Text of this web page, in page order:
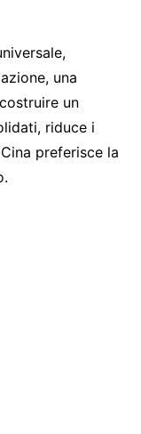
una
un
riduce i
preferisce la